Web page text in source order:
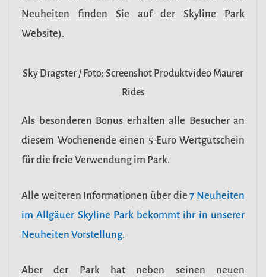
Neuheiten finden Sie auf der Skyline Park
Website).
Sky Dragster / Foto: Screenshot Produktvideo Maurer
Rides
Als besonderen Bonus erhalten alle Besucher an
diesem Wochenende einen 5-Euro Wertgutschein
für die freie Verwendung im Park.
Alle weiteren Informationen über die7 Neuheiten
im Allgäuer Skyline Park bekommt ihr in unserer
Neuheiten Vorstellung.
Aber der Park hat neben seinen neuen